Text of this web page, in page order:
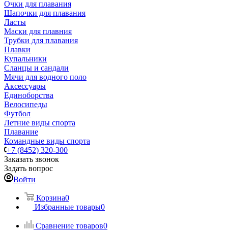
Очки для плавания
Шапочки для плавания
Ласты
Маски для плавния
Трубки для плавания
Плавки
Купальники
Сланцы и сандали
Мячи для водного поло
Аксессуары
Единоборства
Велосипеды
Футбол
Летние виды спорта
Плавание
Командные виды спорта
+7 (8452) 320-300
Заказать звонок
Задать вопрос
Войти
Корзина0
Избранные товары0
Сравнение товаров0